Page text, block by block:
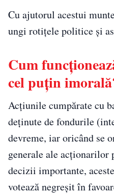
Cu ajutorul acestui
ungi rotițele politice și
Cum
cel puțin
Acțiunile cumpărate cu
deținute de fondurile
devreme, iar oricând se
generale ale acționarilor
decizii importante,
votează negreșit în